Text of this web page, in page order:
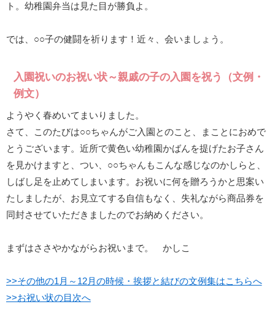
ト。幼稚園弁当は見た目が勝負よ。
では、○○子の健闘を祈ります！近々、会いましょう。
入園祝いのお祝い状～親戚の子の入園を祝う（文例・
例文）
ようやく春めいてまいりました。
さて、このたびは○○ちゃんがご入園とのこと、まことにおめで
とうございます。近所で黄色い幼稚園かばんを提げたお子さん
を見かけますと、つい、○○ちゃんもこんな感じなのかしらと、
しばし足を止めてしまいます。お祝いに何を贈ろうかと思案い
たしましたが、お見立てする自信もなく、失礼ながら商品券を
同封させていただきましたのでお納めください。
まずはささやかながらお祝いまで。 かしこ
>>その他の1月～12月の時候・挨拶と結びの文例集はこちらへ
>>お祝い状の目次へ